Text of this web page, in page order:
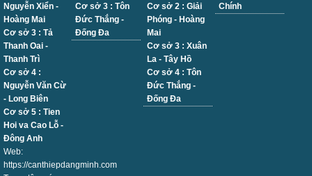
Nguyễn Xiển -
Hoàng Mai
Cơ sở 3 : Tả
Thanh Oai -
Thanh Trì
Cơ sở 4 :
Nguyễn Văn Cừ
- Long Biên
Cơ sở 5 : Tien
Hoi va Cao Lỗ -
Đông Anh
Web:
https://canthiepdangminh.com
Cơ sở 3 : Tôn
Đức Thắng -
Đống Đa
Cơ sở 2 : Giải
Phóng - Hoàng
Mai
Cơ sở 3 : Xuân
La - Tây Hồ
Cơ sở 4 : Tôn
Đức Thắng -
Đống Đa
Chính